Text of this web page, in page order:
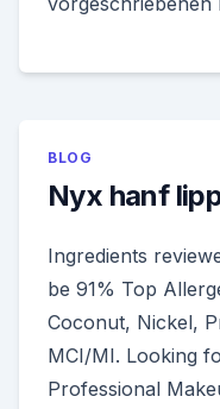
BLOG
Nyx hanf
Ingredients
be 91% Top
Coconut, Nickel,
MCI/MI. Looking
Professional